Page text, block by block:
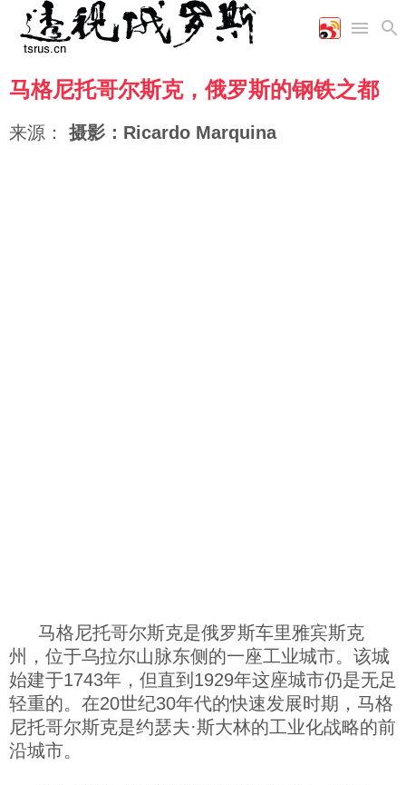
首页
国际
空军
海军
财经
商业
文艺
教育
体育
旅游
图片新闻
高清图片
马格尼托哥尔斯克，俄罗斯的钢铁之都
来源： 摄影：Ricardo Marquina
马格尼托哥尔斯克是俄罗斯车里雅宾斯克
州，位于乌拉尔山脉东侧的一座工业城市。该城
始建于1743年，但直到1929年这座城市仍是无足
轻重的。在20世纪30年代的快速发展时期，马格
尼托哥尔斯克是约瑟夫·斯大林的工业化战略的前
沿城市。